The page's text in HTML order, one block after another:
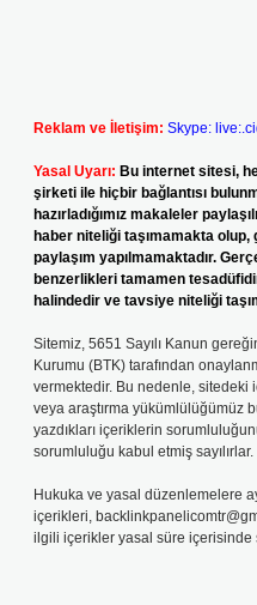
Reklam ve İletişim: Skype:
Yasal Uyarı: Bu internet sitesi,
şirketi ile hiçbir bağlantısı
hazırladığımız makaleler
haber niteliği taşımamakta
paylaşım yapılmamaktadır.
benzerlikleri tamamen
halindedir ve tavsiye niteliği
Sitemiz, 5651 Sayılı Kanun
Kurumu (BTK) tarafından
vermektedir. Bu nedenle, sitedeki
veya araştırma yükümlülüğümüz
yazdıkları içeriklerin
sorumluluğu kabul etmiş sayılırlar.
Hukuka ve yasal düzenlemelere
içerikleri,
ilgili içerikler yasal süre içerisinde